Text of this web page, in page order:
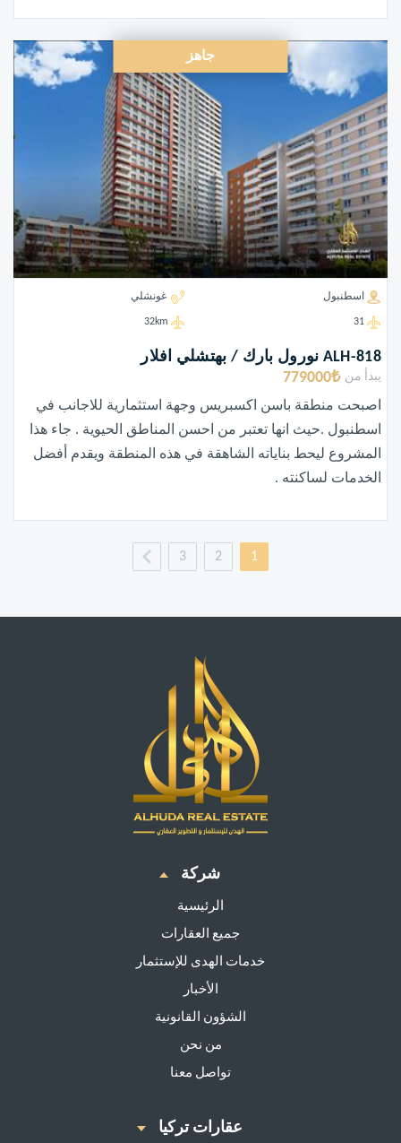
جاهز
اسطنبول غونشلي
31
32km
ALH-818 نورول بارك / بهتشلي افلار
يبدأ من 779000₺
اصبحت منطقة باسن اكسبريس وجهة استثمارية للاجانب في
اسطنبول .حيث انها تعتبر من احسن المناطق الحيوية . جاء هذا
المشروع ليحط بناياته الشاهقة في هذه المنطقة ويقدم أفضل
الخدمات لساكنته .
1
2
3
شركة
الرئيسية
جميع العقارات
خدمات الهدى للإستثمار
الأخبار
الشؤون القانونية
من نحن
تواصل معنا
عقارات تركيا